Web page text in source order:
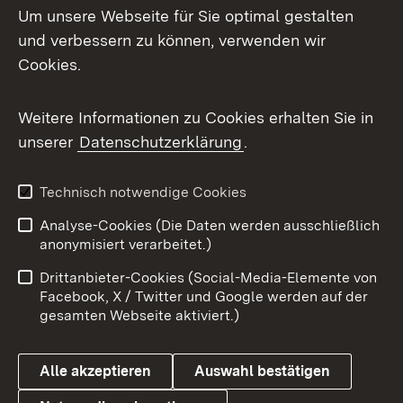
Facebook
X / Twitter
Youtube
Impressum
Kontakt
Barrierefreiheit
Datenschutz
Cookies
Um unsere Webseite für Sie optimal gestalten
und verbessern zu können, verwenden wir
Cookies.
Weitere Informationen zu Cookies erhalten Sie in
unserer Datenschutzerklärung.
Technisch notwendige Cookies
Analyse-Cookies (Die Daten werden ausschließlich
anonymisiert verarbeitet.)
Drittanbieter-Cookies (Social-Media-Elemente von
Facebook, X / Twitter und Google werden auf der
gesamten Webseite aktiviert.)
Alle akzeptieren Auswahl bestätigen